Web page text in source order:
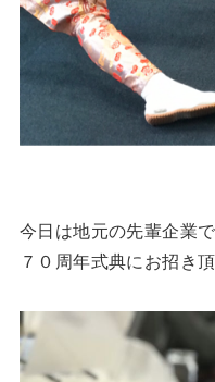
今日は地元の先輩企業
７０周年式典にお招き頂